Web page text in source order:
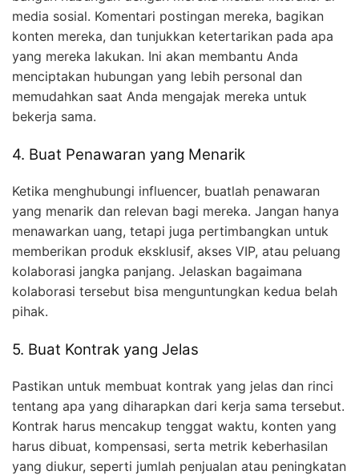
media sosial. Komentari postingan mereka, bagikan
konten mereka, dan tunjukkan ketertarikan pada apa
yang mereka lakukan. Ini akan membantu Anda
menciptakan hubungan yang lebih personal dan
memudahkan saat Anda mengajak mereka untuk
bekerja sama.
4. Buat Penawaran yang Menarik
Ketika menghubungi influencer, buatlah penawaran
yang menarik dan relevan bagi mereka. Jangan hanya
menawarkan uang, tetapi juga pertimbangkan untuk
memberikan produk eksklusif, akses VIP, atau peluang
kolaborasi jangka panjang. Jelaskan bagaimana
kolaborasi tersebut bisa menguntungkan kedua belah
pihak.
5. Buat Kontrak yang Jelas
Pastikan untuk membuat kontrak yang jelas dan rinci
tentang apa yang diharapkan dari kerja sama tersebut.
Kontrak harus mencakup tenggat waktu, konten yang
harus dibuat, kompensasi, serta metrik keberhasilan
yang diukur, seperti jumlah penjualan atau peningkatan